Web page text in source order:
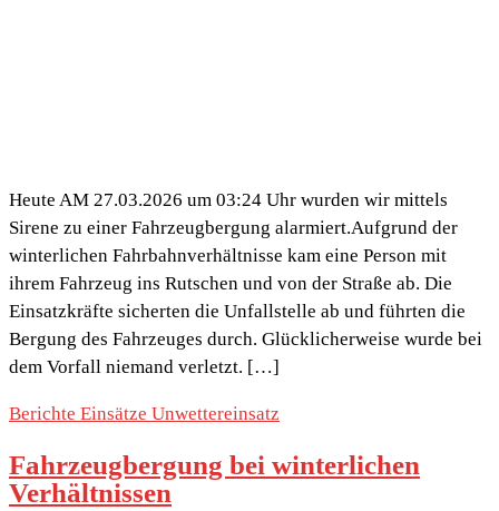
Heute AM 27.03.2026 um 03:24 Uhr wurden wir mittels
Sirene zu einer Fahrzeugbergung alarmiert.Aufgrund der
winterlichen Fahrbahnverhältnisse kam eine Person mit
ihrem Fahrzeug ins Rutschen und von der Straße ab. Die
Einsatzkräfte sicherten die Unfallstelle ab und führten die
Bergung des Fahrzeuges durch. Glücklicherweise wurde bei
dem Vorfall niemand verletzt. […]
Berichte Einsätze Unwettereinsatz
Fahrzeugbergung bei winterlichen
Verhältnissen